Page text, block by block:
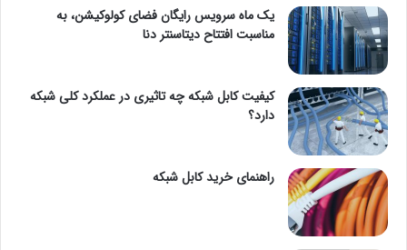
یک ماه سرویس رایگان فضای کولوکیشن، به
مناسبت افتتاح دیتاسنتر دنا
کیفیت کابل شبکه چه تاثیری در عملکرد کلی شبکه
دارد؟
راهنمای خرید کابل شبکه